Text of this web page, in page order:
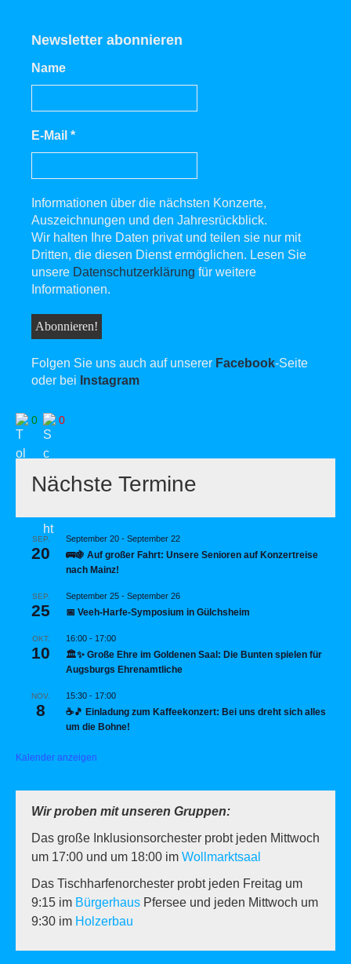
Newsletter abonnieren
Name
E-Mail *
Informationen über die nächsten Konzerte,
Auszeichnungen und den Jahresrückblick.
Wir halten Ihre Daten privat und teilen sie nur mit
Dritten, die diesen Dienst ermöglichen. Lesen Sie
unsere Datenschutzerklärung für weitere
Informationen.
Folgen Sie uns auch auf unserer Facebook-Seite
oder bei Instagram
0 0
Nächste Termine
SEP.
20
September 20 - September 22
🚌🍇 Auf großer Fahrt: Unsere Senioren auf Konzertreise
nach Mainz!
SEP.
25
September 25 - September 26
📅 Veeh-Harfe-Symposium in Gülchsheim
OKT.
10
16:00 - 17:00
🏛️✨ Große Ehre im Goldenen Saal: Die Bunten spielen für
Augsburgs Ehrenamtliche
NOV.
8
15:30 - 17:00
☕🎵 Einladung zum Kaffeekonzert: Bei uns dreht sich alles
um die Bohne!
Kalender anzeigen
Wir proben mit unseren Gruppen:
Das große Inklusionsorchester probt jeden Mittwoch
um 17:00 und um 18:00 im Wollmarktsaal
Das Tischharfenorchester probt jeden Freitag um
9:15 im Bürgerhaus Pfersee und jeden Mittwoch um
9:30 im Holzerbau